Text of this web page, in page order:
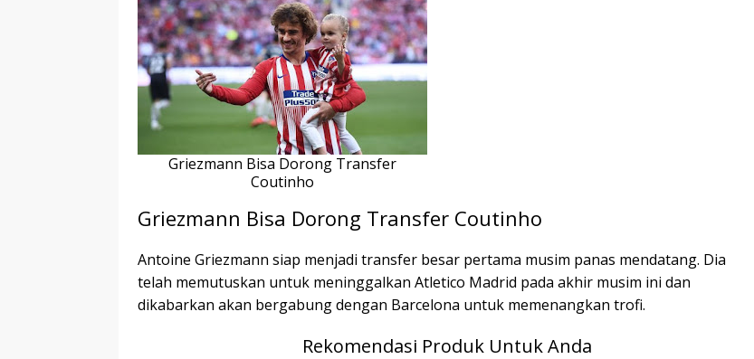
Griezmann Bisa Dorong Transfer
Coutinho
Griezmann Bisa Dorong Transfer Coutinho
Antoine Griezmann siap menjadi transfer besar pertama musim panas mendatang. Dia
telah memutuskan untuk meninggalkan Atletico Madrid pada akhir musim ini dan
dikabarkan akan bergabung dengan Barcelona untuk memenangkan trofi.
Rekomendasi Produk Untuk Anda